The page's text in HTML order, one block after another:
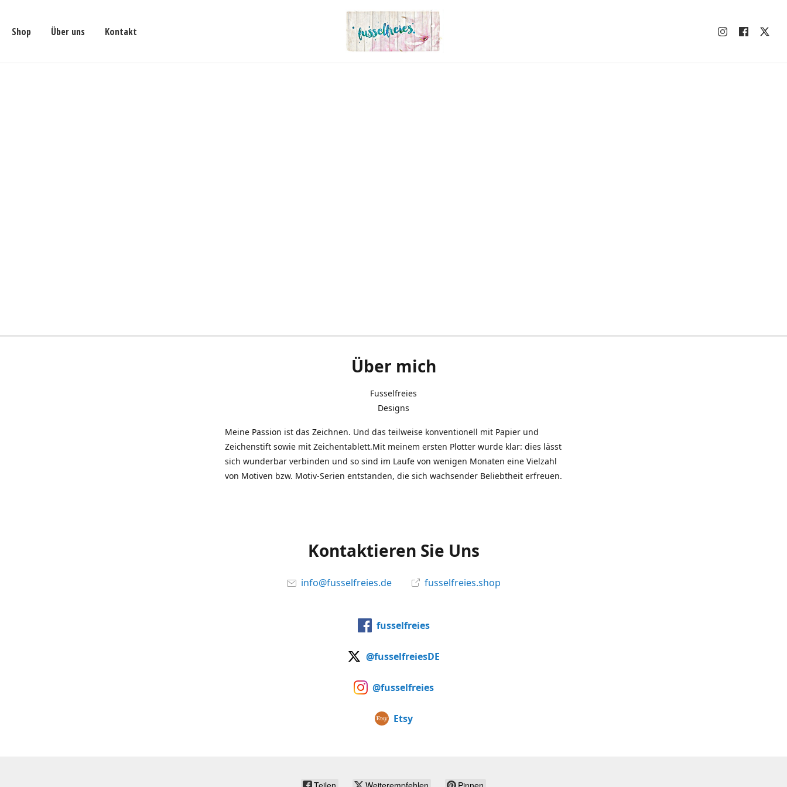
Shop Über uns Kontakt
Über mich
Fusselfreies
Designs
Meine Passion ist das Zeichnen. Und das teilweise konventionell mit Papier und
Zeichenstift sowie mit Zeichentablett.Mit meinem ersten Plotter wurde klar: dies lässt
sich wunderbar verbinden und so sind im Laufe von wenigen Monaten eine Vielzahl
von Motiven bzw. Motiv-Serien entstanden, die sich wachsender Beliebtheit erfreuen.
Kontaktieren Sie Uns
info@fusselfreies.de fusselfreies.shop
fusselfreies
@fusselfreiesDE
@fusselfreies
Etsy